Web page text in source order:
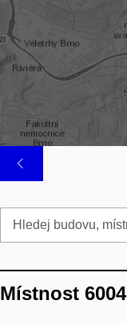
Místnost 6004